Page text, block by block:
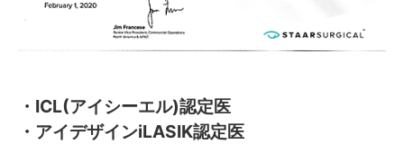
・ICL(アイシーエル)認定医
・アイデザインiLASIK認定医